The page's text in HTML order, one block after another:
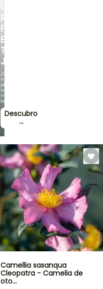
UN
RINCÓN
FRESCO
EN
TU
JARDÍN
¡Con
nuestras
plantas
trepadoras
más
bonitas!
Descubro
→
Camellia sasanqua
Cleopatra - Camelia de
oto…